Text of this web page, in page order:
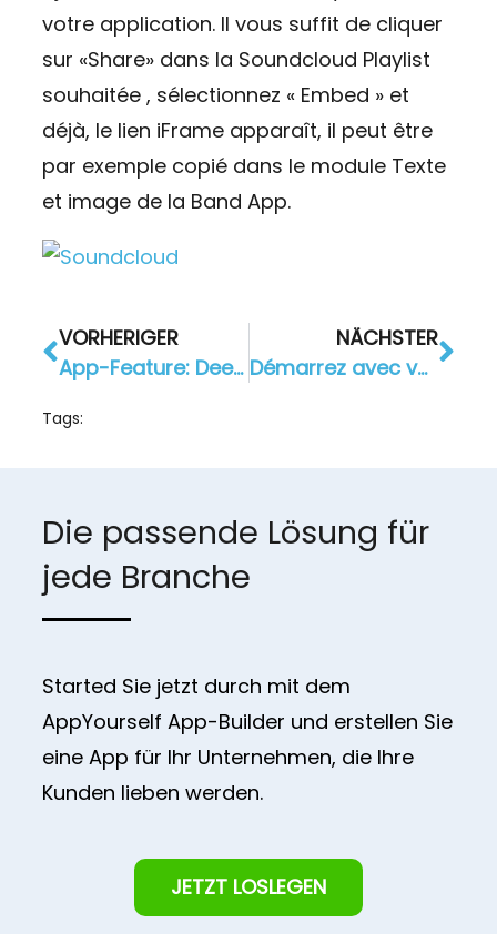
votre application. Il vous suffit de cliquer
sur «Share» dans la Soundcloud Playlist
souhaitée , sélectionnez « Embed » et
déjà, le lien iFrame apparaît, il peut être
par exemple copié dans le module Texte
et image de la Band App.
VORHERIGER
App-Feature: Deep Links als Marketingtrick
NÄCHSTER
Démarrez avec votre propre application pour entreprise
Tags:
Die passende Lösung für
jede Branche
Started Sie jetzt durch mit dem
AppYourself App-Builder und erstellen Sie
eine App für Ihr Unternehmen, die Ihre
Kunden lieben werden.
JETZT LOSLEGEN